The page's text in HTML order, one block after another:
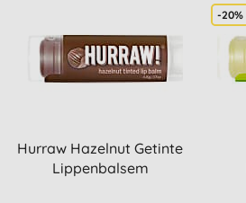
Hurraw Hazelnut Getinte
Lippenbalsem
-20%